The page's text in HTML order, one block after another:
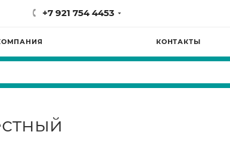
+7 921 754 4453
КОНТАКТЫ